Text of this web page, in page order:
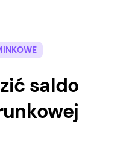
saldo